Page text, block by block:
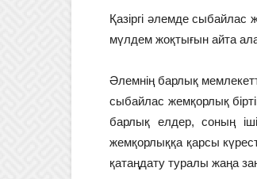
Қазіргі әлемде
мүлдем жоқтығын айта
Әлемнің барлық
сыбайлас жемқорлық
барлық елдер, соның
жемқорлыққа қарсы
қатаңдату туралы жаңа